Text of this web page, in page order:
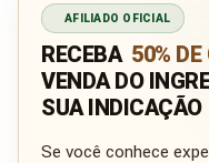
AFILIADO OFICIAL
RECEBA 50%
VENDA DO
SUA INDICAÇÃO
Se você conhece